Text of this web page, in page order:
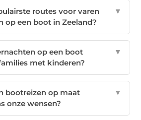
routes voor varen
op een boot in Zeeland?
▼
op een boot
met kinderen?
▼
bootreizen op maat
onze wensen?
▼